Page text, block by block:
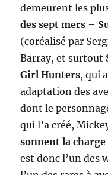
demeurent les
des sept mers –
(coréalisé par
Barray, et surtout
Girl Hunters, qui
adaptation des
dont le
qui l’a créé,
sonnent la charge
est donc l’un des